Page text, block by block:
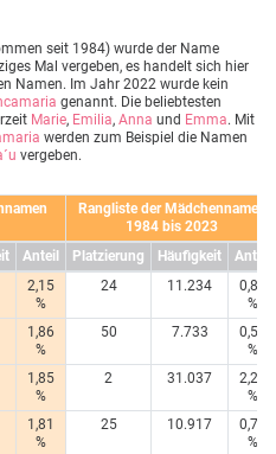
seit 1984) wurde der Name
Mal vergeben, es handelt sich hier
Namen. Im Jahr 2022 wurde kein
genannt. Die beliebtesten
Marie, Emilia, Anna und Emma. Mit
werden zum Beispiel die Namen
vergeben.
Rangliste der Mädchennamen
1984 bis 2023
Anteil Platzierung Häufigkeit
Anteil
2,15
%
24 11.234
0,80
%
1,86
%
50 7.733
0,55
%
1,85
%
2 31.037
2,20
%
1,81
%
25 10.917
0,78
%